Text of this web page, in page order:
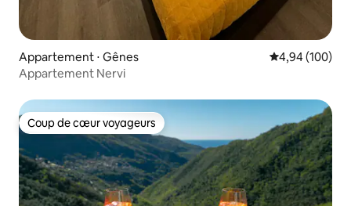
Appartement ⋅ Gênes Évaluation
4,94 (100)
Appartement Nervi
Coup de cœur voyageurs
Coup de cœur voyageurs